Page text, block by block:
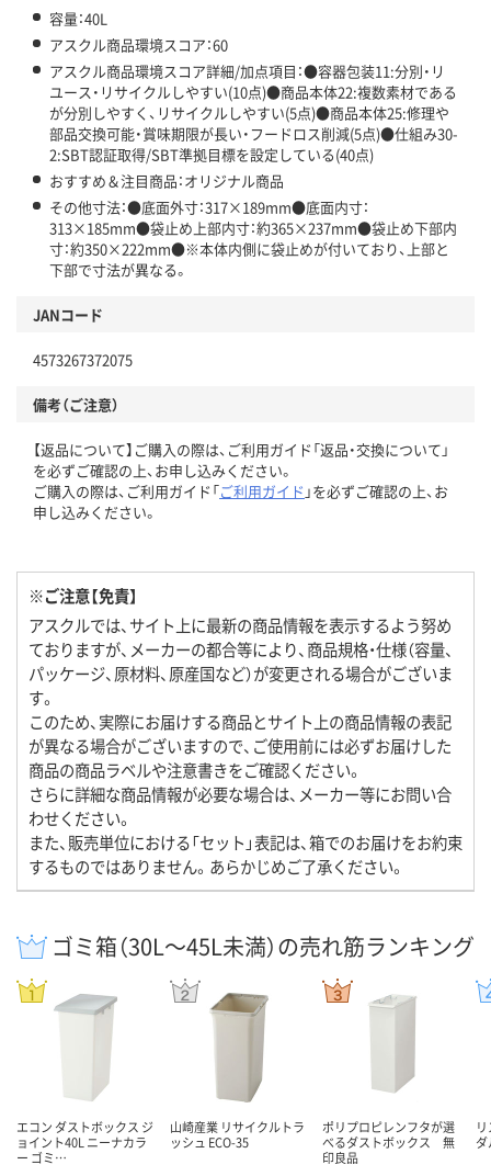
容量：40L
アスクル商品環境スコア：60
アスクル商品環境スコア詳細/加点項目：●容器包装11:分別・リ
ユース・リサイクルしやすい(10点)●商品本体22:複数素材である
が分別しやすく、リサイクルしやすい(5点)●商品本体25:修理や
部品交換可能・賞味期限が長い・フードロス削減(5点)●仕組み30-
2:SBT認証取得/SBT準拠目標を設定している(40点)
おすすめ＆注目商品：オリジナル商品
その他寸法：●底面外寸：317×189mm●底面内寸：
313×185mm●袋止め上部内寸：約365×237mm●袋止め下部内
寸：約350×222mm●※本体内側に袋止めが付いており、上部と
下部で寸法が異なる。
JANコード
4573267372075
備考（ご注意）
【返品について】ご購入の際は、ご利用ガイド「返品・交換について」
を必ずご確認の上、お申し込みください。
ご購入の際は、ご利用ガイド「ご利用ガイド 」を必ずご確認の上、お
申し込みください。
※ご注意【免責】
アスクルでは、サイト上に最新の商品情報を表示するよう努め
ておりますが、メーカーの都合等により、商品規格・仕様（容量、
パッケージ、原材料、原産国など）が変更される場合がございま
す。
このため、実際にお届けする商品とサイト上の商品情報の表記
が異なる場合がございますので、ご使用前には必ずお届けした
商品の商品ラベルや注意書きをご確認ください。
さらに詳細な商品情報が必要な場合は、メーカー等にお問い合
わせください。
また、販売単位における「セット」表記は、箱でのお届けをお約束
するものではありません。あらかじめご了承ください。
ゴミ箱（30L～45L未満）の売れ筋ランキング
エコン ダストボックス ジ
ョイント40L ニーナカラ
ー ゴミ…
山崎産業 リサイクルトラ
ッシュ ECO-35
ポリプロピレンフタが選
べるダストボックス 無
印良品